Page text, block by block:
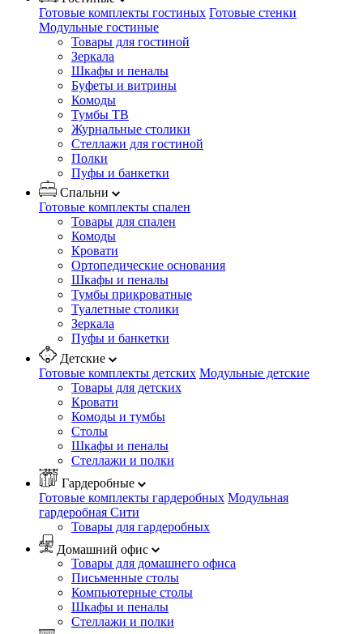
Готовые комплекты гостиных Готовые стенки
Модульные гостиные
Товары для гостиной
Зеркала
Шкафы и пеналы
Буфеты и витрины
Комоды
Тумбы ТВ
Журнальные столики
Стеллажи для гостиной
Полки
Пуфы и банкетки
Спальни
Готовые комплекты спален
Товары для спален
Комоды
Кровати
Ортопедические основания
Шкафы и пеналы
Тумбы прикроватные
Туалетные столики
Зеркала
Пуфы и банкетки
Детские
Готовые комплекты детских Модульные детские
Товары для детских
Кровати
Комоды и тумбы
Столы
Шкафы и пеналы
Стеллажи и полки
Гардеробные
Готовые комплекты гардеробных Модульная
гардеробная Сити
Товары для гардеробных
Домашний офис
Товары для домашнего офиса
Письменные столы
Компьютерные столы
Шкафы и пеналы
Стеллажи и полки